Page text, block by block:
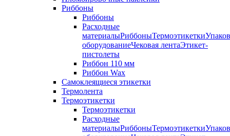
Риббоны
Риббоны
Расходные
оборудованиеЧековая лентаЭтикет-
пистолеты
Риббон 110 мм
Риббон Wax
Самоклеящиеся этикетки
Термолента
Термоэтикетки
Термоэтикетки
Расходные